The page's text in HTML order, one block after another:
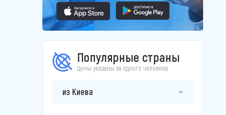
Популярные страны
Цены указаны за одного человека
из Киева